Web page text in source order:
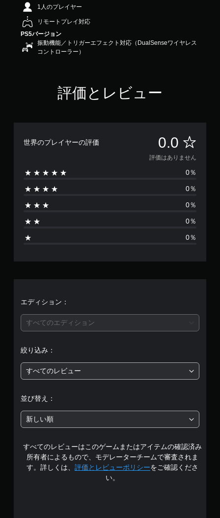
1人のプレイヤー
リモートプレイ対応
PS5バージョン
振動機能／トリガーエフェクト対応（DualSenseワイヤレス
コントローラー）
評価とレビュー
世界のプレイヤーの評価 0.0 評
価
は
あ
ま
評価はありません
0％
0％
0％
0％
0％
エディション：
すべてのエディション
絞り込み：
すべてのレビュー
並び替え：
新しい順
すべてのレビューはこのゲームまたはアイテムの確認済み
所有者によるもので、モデレーターチームで審査されま
す。詳しくは、 評価とレビューポリシーをご確認くださ
い。